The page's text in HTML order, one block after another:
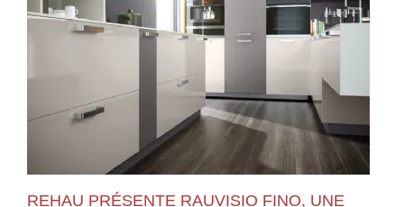
REHAU PRÉSENTE RAUVISIO FINO, UNE